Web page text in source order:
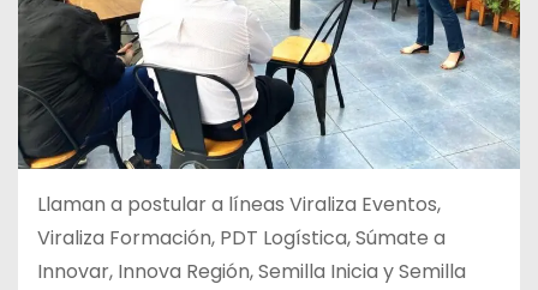
Llaman a postular a líneas Viraliza Eventos,
Viraliza Formación, PDT Logística, Súmate a
Innovar, Innova Región, Semilla Inicia y Semilla